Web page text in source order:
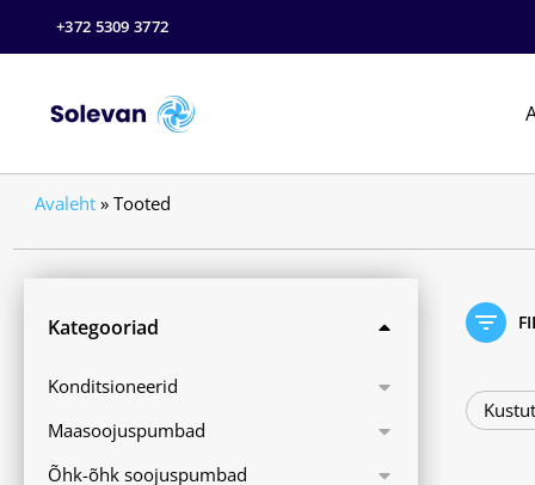
+372 5309 3772
Avaleht » Tooted
Kategooriad
Konditsioneerid
Maasoojuspumbad
Õhk-õhk soojuspumbad